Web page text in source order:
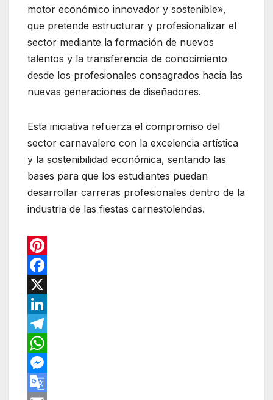
motor económico innovador y sostenible»,
que pretende estructurar y profesionalizar el
sector mediante la formación de nuevos
talentos y la transferencia de conocimiento
desde los profesionales consagrados hacia las
nuevas generaciones de diseñadores.
Esta iniciativa refuerza el compromiso del
sector carnavalero con la excelencia artística
y la sostenibilidad económica, sentando las
bases para que los estudiantes puedan
desarrollar carreras profesionales dentro de la
industria de las fiestas carnestolendas.
P
n
e
r
e
F
a
c
e
b
o
X
L
n
k
T
eW
hM